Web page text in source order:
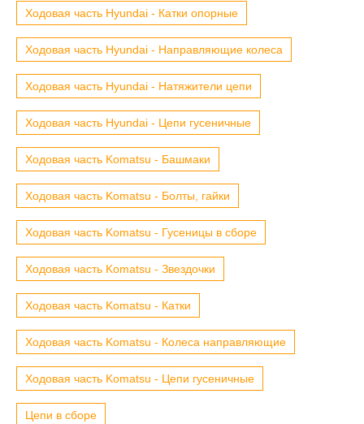
Ходовая часть Hyundai - Катки опорные
Ходовая часть Hyundai - Направляющие колеса
Ходовая часть Hyundai - Натяжители цепи
Ходовая часть Hyundai - Цепи гусеничные
Ходовая часть Komatsu - Башмаки
Ходовая часть Komatsu - Болты, гайки
Ходовая часть Komatsu - Гусеницы в сборе
Ходовая часть Komatsu - Звездочки
Ходовая часть Komatsu - Катки
Ходовая часть Komatsu - Колеса направляющие
Ходовая часть Komatsu - Цепи гусеничные
Цепи в сборе